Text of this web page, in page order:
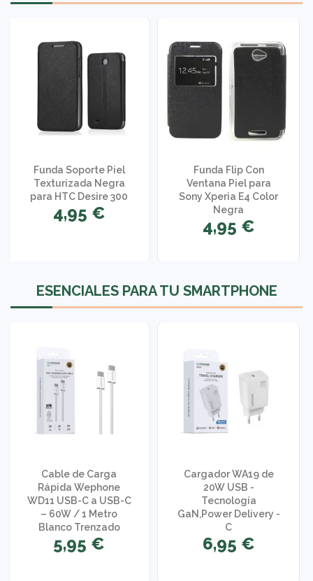
Funda Soporte Piel
Texturizada Negra
para HTC Desire 300
4,95 €
Funda Flip Con
Ventana Piel para
Sony Xperia E4 Color
Negra
4,95 €
1 opinión
ESENCIALES PARA TU SMARTPHONE
Cable de Carga
Rápida Wephone
WD11 USB-C a USB-C
– 60W / 1 Metro
Blanco Trenzado
5,95 €
Cargador WA19 de
20W USB -
Tecnología
GaN,Power Delivery -
C
6,95 €